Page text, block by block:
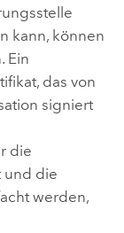
kann, können
Ein
das von
signiert
die
und die
werden,